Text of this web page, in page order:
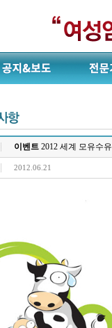
이벤트 2012 세계 모유수
2012.06.21